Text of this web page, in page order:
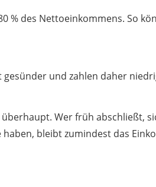
% des Nettoeinkommens. So
gesünder und zahlen daher
Wer früh abschließt,
bleibt zumindest das